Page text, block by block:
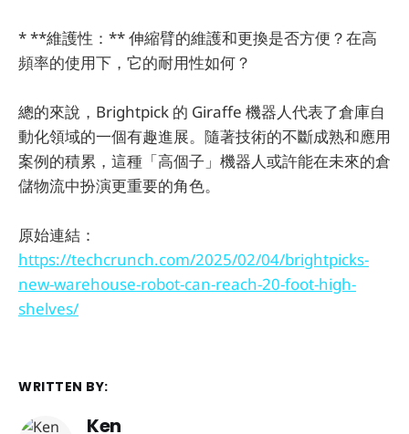
* **維護性：** 伸縮臂的維護和更換是否方便？在高
頻率的使用下，它的耐用性如何？
總的來說，Brightpick 的 Giraffe 機器人代表了倉庫自
動化領域的一個有趣進展。隨著技術的不斷成熟和應用
案例的積累，這種「高個子」機器人或許能在未來的倉
儲物流中扮演更重要的角色。
原始連結：
https://techcrunch.com/2025/02/04/brightpicks-
new-warehouse-robot-can-reach-20-foot-high-
shelves/
WRITTEN BY:
Ken